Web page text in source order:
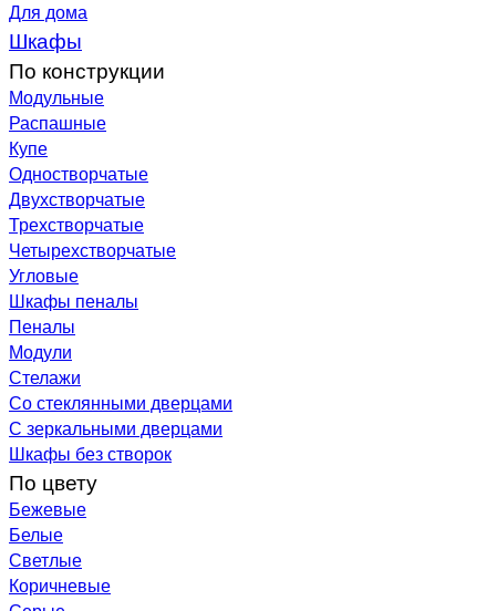
Для дома
Шкафы
По конструкции
Модульные
Распашные
Купе
Одностворчатые
Двухстворчатые
Трехстворчатые
Четырехстворчатые
Угловые
Шкафы пеналы
Пеналы
Модули
Стелажи
Со стеклянными дверцами
С зеркальными дверцами
Шкафы без створок
По цвету
Бежевые
Белые
Светлые
Коричневые